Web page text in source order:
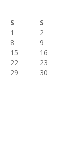
S
S
1
2
8
9
15
16
22
23
29
30